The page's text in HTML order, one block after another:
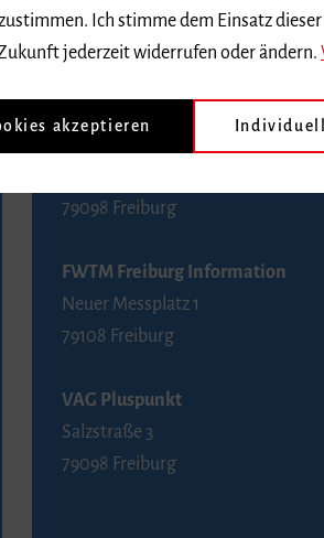
79098 Freiburg
Telefon 0761 4968888
79098 Freiburg
FWTM Freiburg Information
Neuer Messplatz 1
79108 Freiburg
VAG Pluspunkt
Salzstraße 3
79098 Freiburg
Ich stimme dem Einsatz
jederzeit widerrufen oder ändern.
akzeptieren